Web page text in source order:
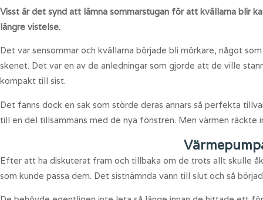
Visst är det synd att lämna sommarstugan för att kvällarna blir
längre vistelse.
Det var sensommar och kvällarna började bli mörkare, något
skenet. Det var en av de anledningar som gjorde att de ville
kompakt till sist.
Det fanns dock en sak som störde deras annars så perfekta
till en del tillsammans med de nya fönstren. Men värmen
Efter att ha diskuterat fram och tillbaka om de trots allt skulle
som kunde passa dem. Det sistnämnda vann till slut och så